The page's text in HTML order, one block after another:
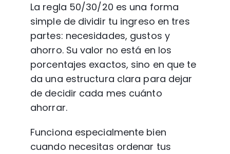
La regla 50/30/20 es una forma
simple de dividir tu ingreso en tres
partes: necesidades, gustos y
ahorro. Su valor no está en los
porcentajes exactos, sino en que te
da una estructura clara para dejar
de decidir cada mes cuánto
ahorrar.
Funciona especialmente bien
cuando necesitas ordenar tus